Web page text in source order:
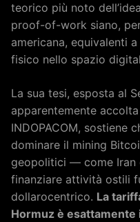
teorico più noto
proof-of-work siano,
americana, equivalenti
fisico nello spazio
La sua tesi, esposta al
apparentemente
INDOPACOM, sostiene
dominare il mining
geopolitici — come Iran
finanziare attività ostili
dollarocentrico. La
Hormuz è